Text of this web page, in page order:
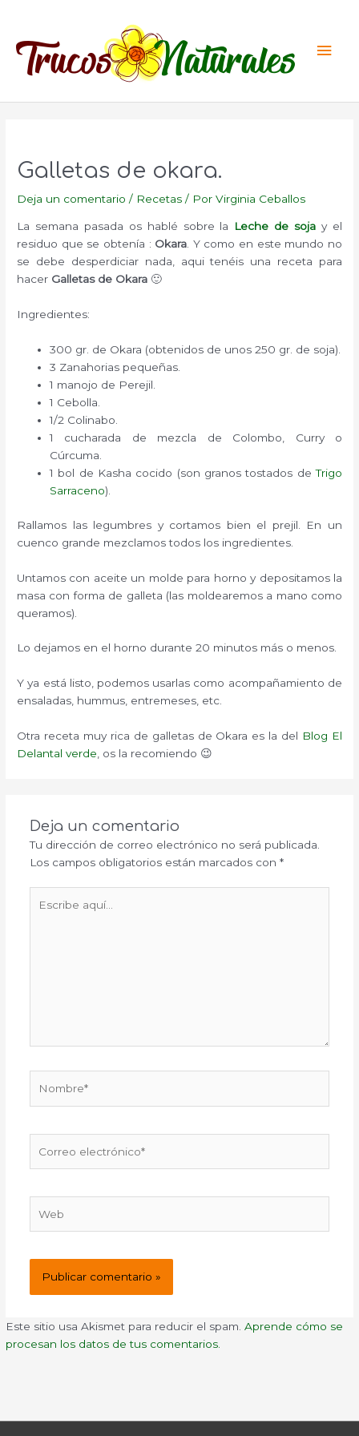
contenido
Galletas de okara.
Deja un comentario / Recetas / PorVirginia Ceballos
La semana pasada os hablé sobre la Leche de soja y el
residuo que se obtenía : Okara. Y como en este mundo no
se debe desperdiciar nada, aqui tenéis una receta para
hacer Galletas de Okara 🙂
Ingredientes:
300 gr. de Okara (obtenidos de unos 250 gr. de soja).
3 Zanahorias pequeñas.
1 manojo de Perejil.
1 Cebolla.
1/2 Colinabo.
1 cucharada de mezcla de Colombo, Curry o
Cúrcuma.
1 bol de Kasha cocido (son granos tostados deTrigo
Sarraceno).
Rallamos las legumbres y cortamos bien el prejil. En un
cuenco grande mezclamos todos los ingredientes.
Untamos con aceite un molde para horno y depositamos la
masa con forma de galleta (las moldearemos a mano como
queramos).
Lo dejamos en el horno durante 20 minutos más o menos.
Y ya está listo, podemos usarlas como acompañamiento de
ensaladas, hummus, entremeses, etc.
Otra receta muy rica de galletas de Okara es la del Blog El
Delantal verde , os la recomiendo 😉
Deja un comentario
Tu dirección de correo electrónico no será publicada.
Los campos obligatorios están marcados con *
aquí...
electrónico*
Este sitio usa Akismet para reducir el spam.Aprende cómo se
procesan los datos de tus comentarios.